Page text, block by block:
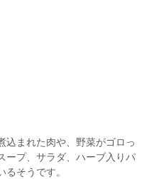
込まれた肉や、野菜がゴロっ
ープ、サラダ、ハーブ入りパ
そうです。